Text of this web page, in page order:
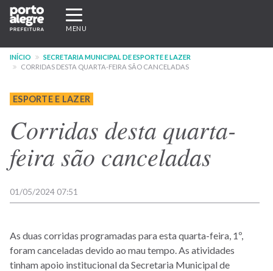
Pular
para
conteúdo
principal
Expandir/recolher
navegação
MENU
INÍCIO
SECRETARIA MUNICIPAL DE ESPORTE E LAZER
CORRIDAS DESTA QUARTA-FEIRA SÃO CANCELADAS
ESPORTE E LAZER
Corridas desta quarta-
feira são canceladas
01/05/2024 07:51
As duas corridas programadas para esta quarta-feira, 1º,
foram canceladas devido ao mau tempo. As atividades
tinham apoio institucional da Secretaria Municipal de